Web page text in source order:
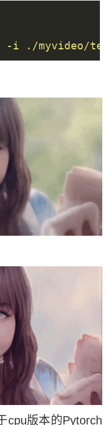
-i ./myvideo/
版本的Pytorch